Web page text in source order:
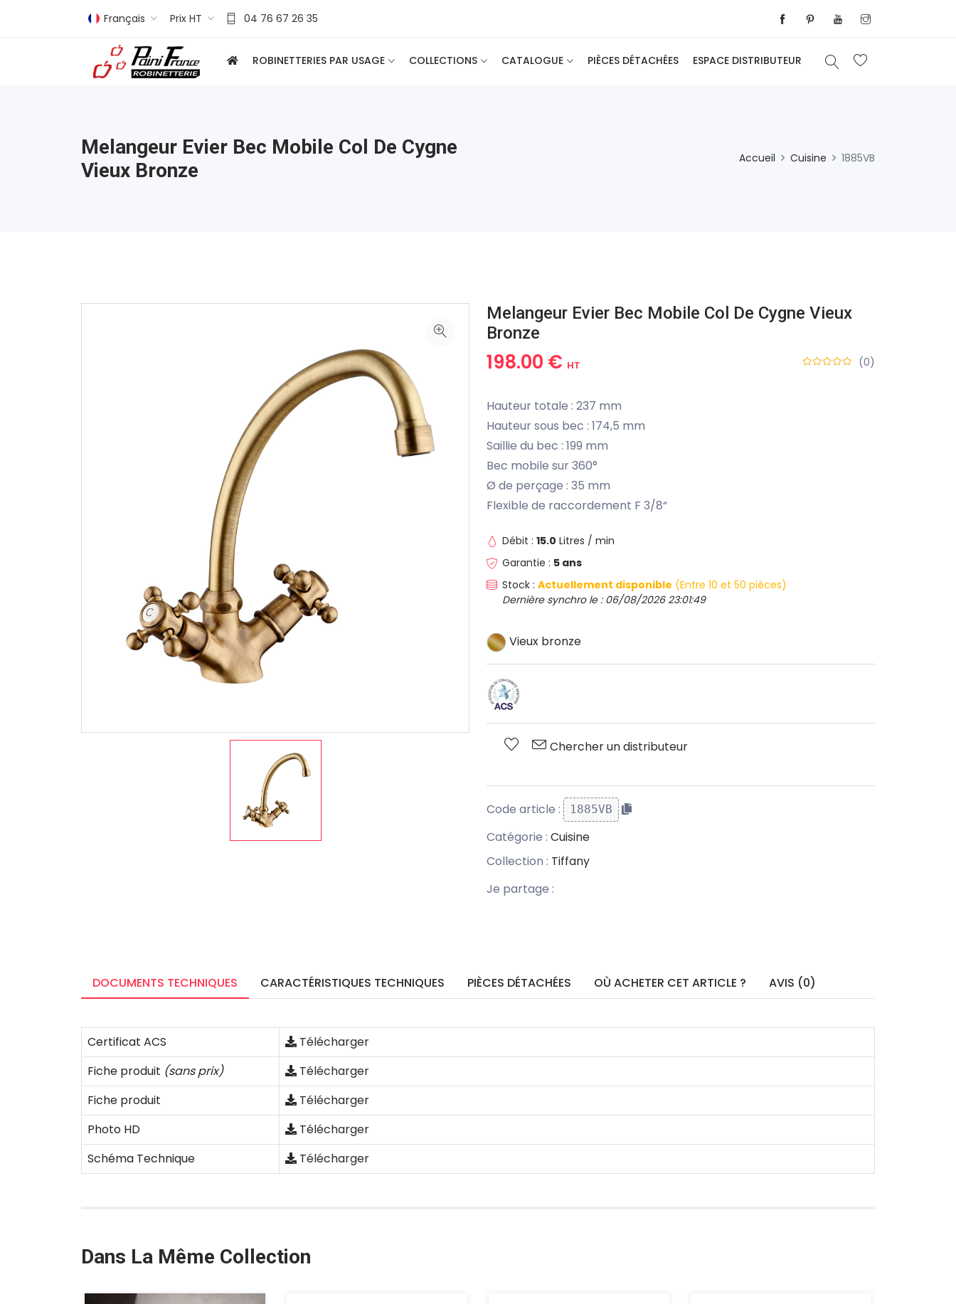
Français Prix HT 04 76 67 26 35
ROBINETTERIES PAR USAGE COLLECTIONS CATALOGUE PIÈCES DÉTACHÉES ESPACE DISTRIBUTEUR
Melangeur Evier Bec Mobile Col De Cygne
Vieux Bronze
Accueil Cuisine 1885VB
Melangeur Evier Bec Mobile Col De Cygne Vieux
Bronze
198.00 € HT (0)
Hauteur totale : 237 mm
Hauteur sous bec : 174,5 mm
Saillie du bec : 199 mm
Bec mobile sur 360°
Ø de perçage : 35 mm
Flexible de raccordement F 3/8“
Débit : 15.0 Litres / min
Garantie : 5 ans
Stock : Actuellement disponible (Entre 10 et 50 pièces)
Dernière synchro le : 06/08/2026 23:01:49
Vieux bronze
Chercher un distributeur
Code article : 1885VB
Catégorie : Cuisine
Collection : Tiffany
Je partage :
DOCUMENTS TECHNIQUES CARACTÉRISTIQUES TECHNIQUES PIÈCES DÉTACHÉES OÙ ACHETER CET ARTICLE ? AVIS (0)
Certificat ACS
Télécharger
Fiche produit (sans prix)
Télécharger
Fiche produit
Télécharger
Photo HD
Télécharger
Schéma Technique
Télécharger
Dans La Même Collection